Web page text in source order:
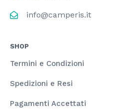
info@camperis.it
SHOP
Termini e Condizioni
Spedizioni e Resi
Pagamenti Accettati